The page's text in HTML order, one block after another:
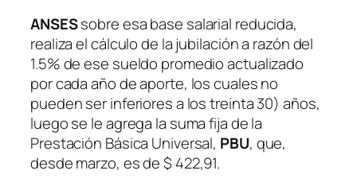
ANSESsobre esa base salarial reducida,
realiza el cálculo de la jubilación a razón del
1.5% de ese sueldo promedio actualizado
por cada año de aporte, los cuales no
pueden ser inferiores a los treinta 30) años,
luego se le agrega la suma fija de la
Prestación Básica Universal, PBU, que,
desde marzo, es de $ 422,91.